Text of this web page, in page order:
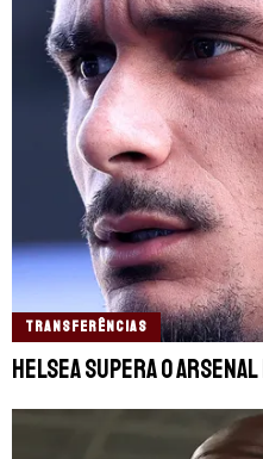
TRANSFERÊNCIAS
helsea supera o